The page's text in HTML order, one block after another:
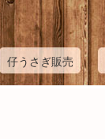
仔うさぎ販売